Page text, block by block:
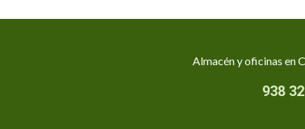
Almacén y oficinas en
938